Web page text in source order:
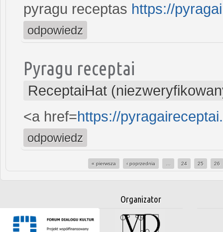
pyragu receptas https://
odpowiedz
Pyragu receptai
ReceptaiHat
<a href=https://
odpowiedz
« pierwsza ‹ poprzednia 24 25 26
Organizator